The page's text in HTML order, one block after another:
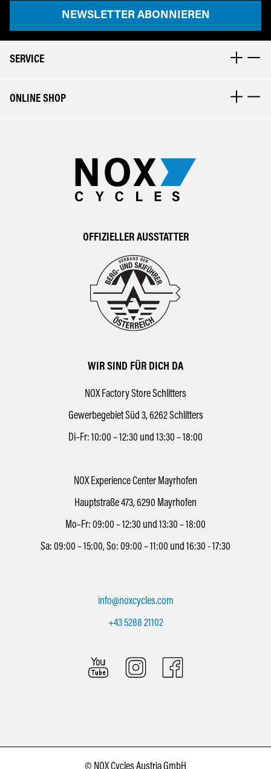
NEWSLETTER ABONNIEREN
SERVICE
ONLINE SHOP
WIR SIND FÜR DICH DA
NOX Factory Store Schlitters
Gewerbegebiet Süd 3, 6262 Schlitters
Di–Fr: 10:00 – 12:30 und 13:30 – 18:00
NOX Experience Center Mayrhofen
Hauptstraße 473, 6290 Mayrhofen
Mo–Fr: 09:00 – 12:30 und 13:30 – 18:00
Sa: 09:00 – 15:00, So: 09:00 – 11:00 und 16:30 - 17:30
info@noxcycles.com
+43 5288 21102
OFFIZIELLER AUSSTATTER